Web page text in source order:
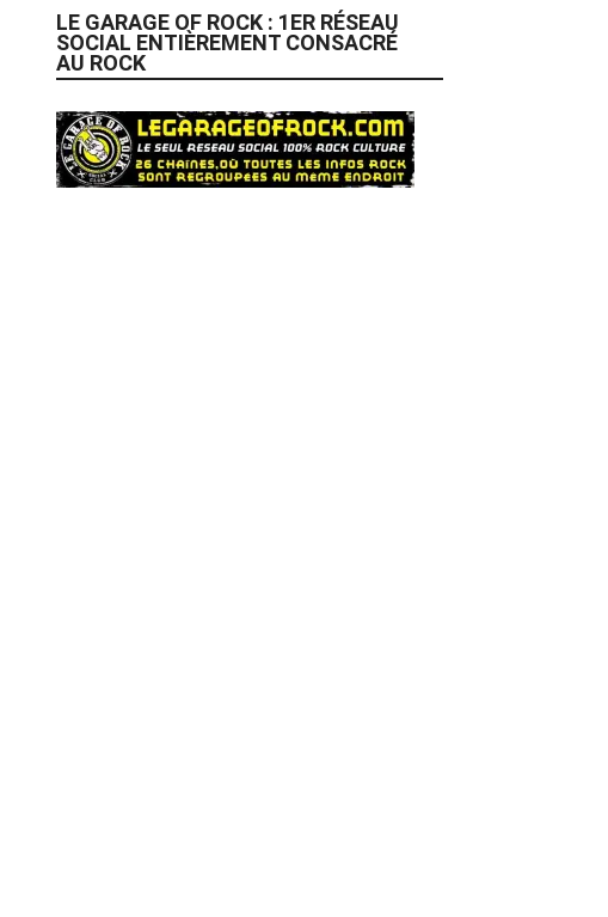
LE GARAGE OF ROCK : 1ER RÉSEAU
SOCIAL ENTIÈREMENT CONSACRÉ
AU ROCK